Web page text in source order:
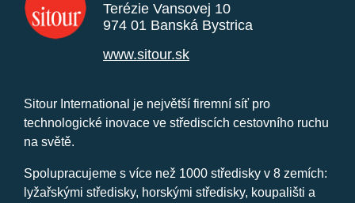
Terézie Vansovej 10
974 01 Banská Bystrica
www.sitour.sk
Sitour International je největší firemní síť pro
technologické inovace ve střediscích cestovního ruchu
na světě.
Spolupracujeme s více než 1000 středisky v 8 zemích:
lyžařskými středisky, horskými středisky, koupališti a